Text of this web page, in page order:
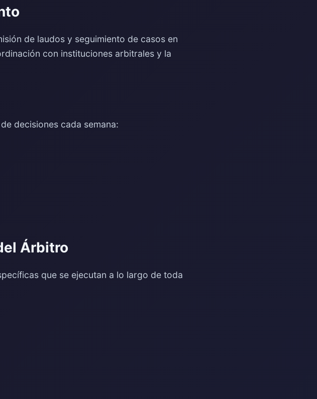
de laudos y seguimiento de casos en
con instituciones arbitrales y la
decisiones cada semana:
Árbitro
que se ejecutan a lo largo de toda